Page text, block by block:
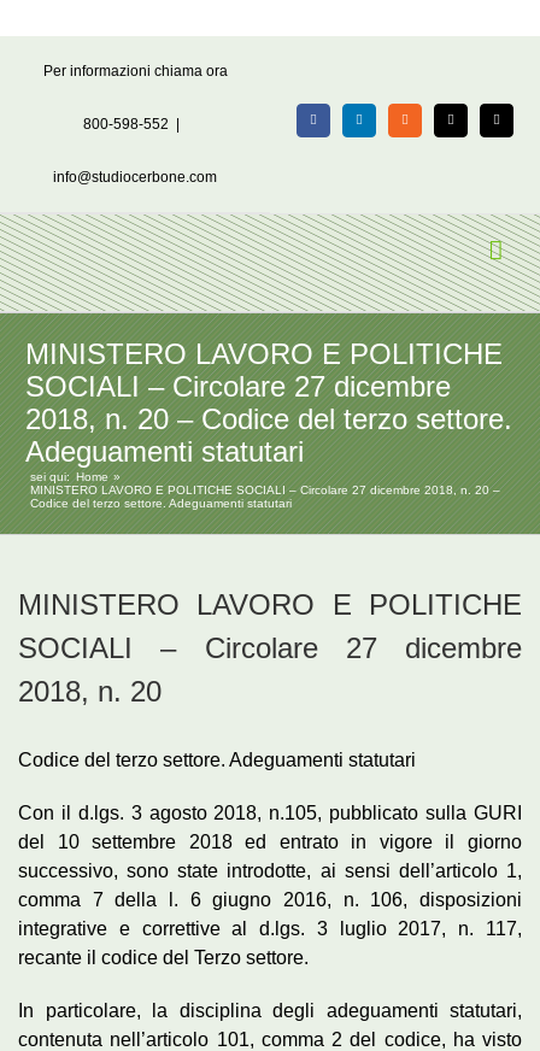
Per informazioni chiama ora
800-598-552
info@studiocerbone.com
FacebookLinkedIn Rss X Email
MINISTERO LAVORO E POLITICHE
SOCIALI – Circolare 27 dicembre
2018, n. 20 – Codice del terzo settore.
Adeguamenti statutari
sei qui: Home
MINISTERO LAVORO E POLITICHE SOCIALI – Circolare 27 dicembre 2018, n. 20 –
Codice del terzo settore. Adeguamenti statutari
MINISTERO LAVORO E POLITICHE
SOCIALI – Circolare 27 dicembre
2018, n. 20
Codice del terzo settore. Adeguamenti statutari
Con il d.lgs. 3 agosto 2018, n.105, pubblicato sulla GURI
del 10 settembre 2018 ed entrato in vigore il giorno
successivo, sono state introdotte, ai sensi dell’articolo 1,
comma 7 della l. 6 giugno 2016, n. 106, disposizioni
integrative e correttive al d.lgs. 3 luglio 2017, n. 117,
recante il codice del Terzo settore.
In particolare, la disciplina degli adeguamenti statutari,
contenuta nell’articolo 101, comma 2 del codice, ha visto